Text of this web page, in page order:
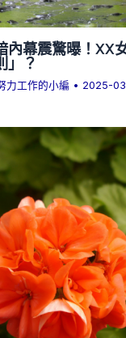
內幕震驚曝！XX
」？
力工作的小編 • 2025-